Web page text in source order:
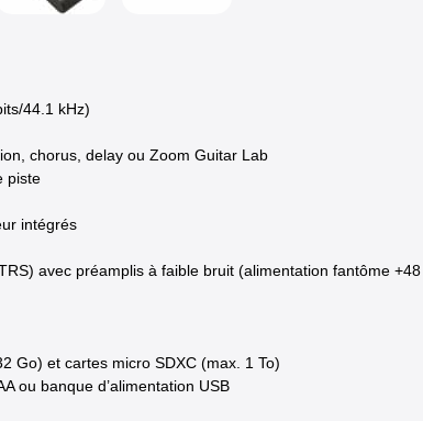
44.1 kHz)
chorus, delay ou Zoom Guitar Lab
piste
intégrés
avec préamplis à faible bruit (alimentation fantôme +48
Go) et cartes micro SDXC (max. 1 To)
ou banque d’alimentation USB